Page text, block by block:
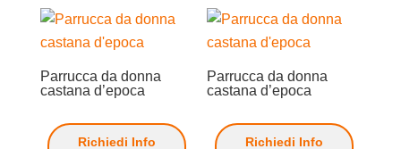
Parrucca da donna
castana d’epoca
Richiedi Info
Parrucca da donna
castana d’epoca
Richiedi Info